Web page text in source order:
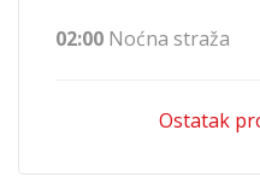
02:00 Noćna straža
Ostatak